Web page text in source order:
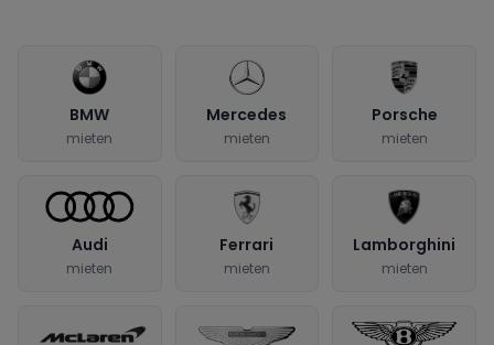
BMW
mieten
Mercedes
mieten
Porsche
mieten
Audi
mieten
Ferrari
mieten
Lamborghini
mieten